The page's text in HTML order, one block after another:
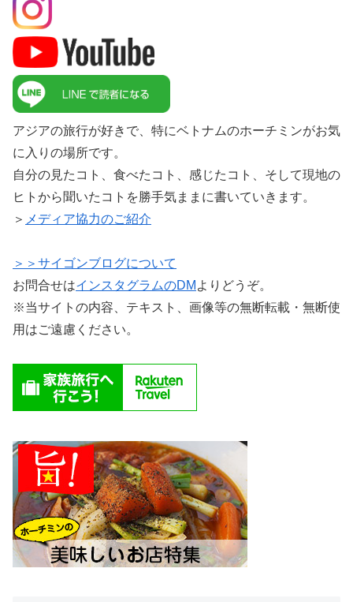
アジアの旅行が好きで、特にベトナムのホーチミンがお気
に入りの場所です。
自分の見たコト、食べたコト、感じたコト、そして現地の
ヒトから聞いたコトを勝手気ままに書いていきます。
＞ メディア協力のご紹介
＞＞サイゴンブログについて
お問合せはインスタグラムのDM よりどうぞ。
※当サイトの内容、テキスト、画像等の無断転載・無断使
用はご遠慮ください。